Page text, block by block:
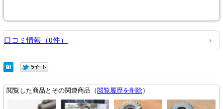
口コミ情報（0件）